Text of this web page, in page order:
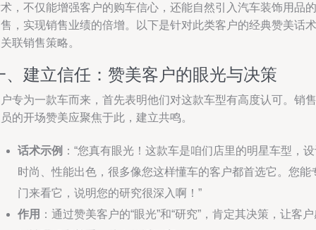
，不仅能增强客户的购车信心，还能自然引入汽车装饰用品的
，实现销售业绩的倍增。以下是针对此类客户的经典赞美话术
联销售策略。
、建立信任：赞美客户的眼光与决策
专为一款车而来，首先表明他们对这款车型有高度认可。销售
的开场赞美应聚焦于此，建立共鸣。
话术示例 ：“您真有眼光！这款车是咱们店里的明星车型，
时尚、性能出色，很多像您这样懂车的客户都首选它。您能
门来看它，说明您的研究很深入啊！”
作用 ：通过赞美客户的“眼光”和“研究”，肯定其决策，让客